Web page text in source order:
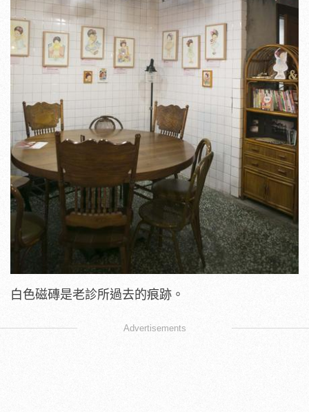
白色磁磚是老診所過去的痕跡。
Advertisements